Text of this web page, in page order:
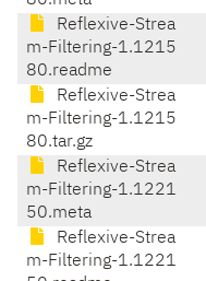
Reflexive-Strea
m-Filtering-1.1215
80.readme
Reflexive-Strea
m-Filtering-1.1215
80.tar.gz
Reflexive-Strea
m-Filtering-1.1221
50.meta
Reflexive-Strea
m-Filtering-1.1221